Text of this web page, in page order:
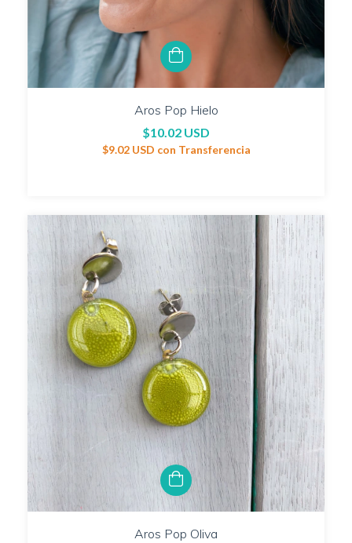
Aros Pop Hielo
$10.02 USD
$9.02 USD con Transferencia
Aros Pop Oliva